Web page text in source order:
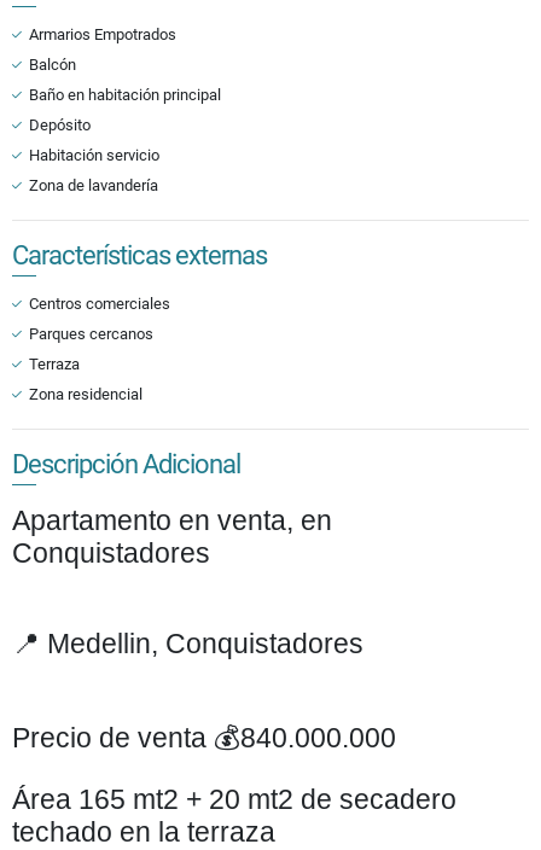
Armarios Empotrados
Balcón
Baño en habitación principal
Depósito
Habitación servicio
Zona de lavandería
Características externas
Centros comerciales
Parques cercanos
Terraza
Zona residencial
Descripción Adicional
Apartamento en venta, en
Conquistadores
📍 Medellin, Conquistadores
Precio de venta 💰840.000.000
Área 165 mt2 + 20 mt2 de secadero
techado en la terraza